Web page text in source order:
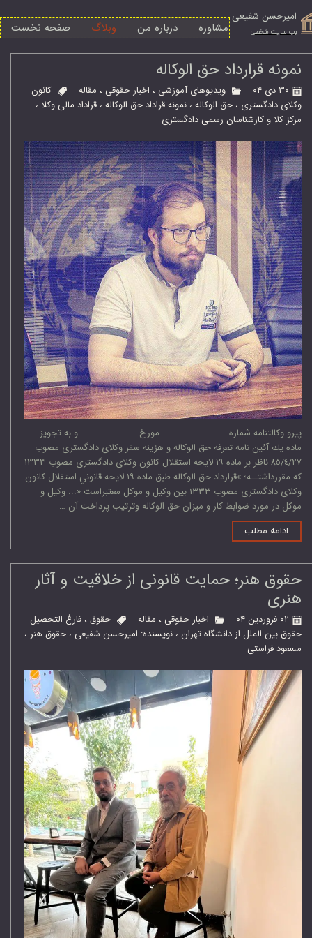
صفحه نخست وبلاگ درباره من مشاوره
امیرحسن شفیعی
​وب سایت شخصی
نمونه قرارداد حق الوکاله
۳۰ دی ۰۴ ویدیوهای آموزشی ، اخبار حقوقی ، مقاله
کانون
وکلای دادگستری ، حق الوکاله ، نمونه قراداد حق الوکاله ، قراداد مالی وکلا ،
مرکز کلا و کارشناسان رسمی دادگستری
ﭘﻴﺮو وﻛﺎﻟﺘﻨﺎﻣﻪ ﺷﻤﺎره ....................... ﻣﻮرخ .................... و ﺑﻪ ﺗﺠﻮﻳﺰ
ﻣﺎده ﻳﻚ آﺋﻴﻦ ﻧﺎﻣﻪ ﺗﻌﺮﻓﻪ ﺣﻖ اﻟﻮﻛﺎﻟﻪ و ﻫﺰﻳﻨﻪ ﺳﻔﺮ وﻛﻼى دادﮔﺴﺘﺮى ﻣﺼﻮب
٨٥/٤/٢٧ ﻧﺎﻇﺮ ﺑﺮ ﻣﺎده ١٩ ﻻﻳﺤﻪ اﺳﺘﻘﻼل ﻛﺎﻧﻮن وﻛﻼى دادﮔﺴﺘﺮى ﻣﺼﻮب ١٣٣٣
ﻛﻪ ﻣﻘﺮرداﺷﺘــﻪ؛ »ﻗﺮارداد ﺣﻖ اﻟﻮﻛﺎﻟﻪ ﻃﺒﻖ ﻣﺎده ١٩ ﻻﻳﺤﻪ ﻗﺎﻧﻮﻧﻲ اﺳﺘﻘﻼل ﻛﺎﻧﻮن
وﻛﻼى دادﮔﺴﺘﺮى ﻣﺼﻮب ١٣٣٣ ﺑﻴﻦ وﻛﻴﻞ و ﻣﻮﻛﻞ ﻣﻌﺘﺒﺮاﺳﺖ «... وﻛﻴﻞ و
ﻣﻮﻛﻞ در ﻣﻮرد ﺿﻮاﺑﻂ ﻛﺎر و ﻣﻴﺰان ﺣﻖ اﻟﻮﻛﺎﻟﻪ وﺗﺮﺗﻴﺐ ﭘﺮداﺧﺖ آن …
ادامه مطلب
حقوق هنر؛ حمایت قانونی از خلاقیت و آثار
هنری
۰۲ فروردین ۰۴ اخبار حقوقی ، مقاله حقوق ، فارغ التحصیل
حقوق بین الملل از دانشگاه تهران ، نویسنده: امیرحسن شفیعی ، حقوق هنر ،
مسعود فراستی